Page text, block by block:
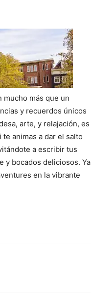
mucho más que un
y recuerdos únicos
arte, y relajación, es
animas a dar el salto
a escribir tus
y bocados deliciosos. Ya
en la vibrante